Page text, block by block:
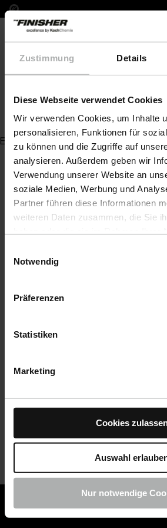
Zustimmung Details
Diese Webseite verwendet Cookies
Wir verwenden Cookies, um Inhalte
personalisieren, Funktionen für
zu können und die Zugriffe auf
analysieren. Außerdem geben wir
Verwendung unserer Website an
soziale Medien, Werbung und
Partner führen diese Informationen
weiteren Daten zusammen, die Sie
Einstellungen zu den Cookies finden
Notwendig
Präferenzen
Statistiken
Marketing
Cookies
Auswahl
Nur notwendige
COLOURLOCK ist jetzt Teil von
COLOURLOCK Produkte
COPO STAR BMP G
Es wurde kein Artikel zu Ihrer Anfrage